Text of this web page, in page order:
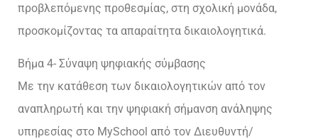
προβλεπόμενης προθεσμίας, στη σχολική μονάδα,
προσκομίζοντας τα απαραίτητα δικαιολογητικά.
Βήμα 4- Σύναψη ψηφιακής σύμβασης
Με την κατάθεση των δικαιολογητικών από τον
αναπληρωτή και την ψηφιακή σήμανση ανάληψης
υπηρεσίας στο MySchool από τον Διευθυντή/